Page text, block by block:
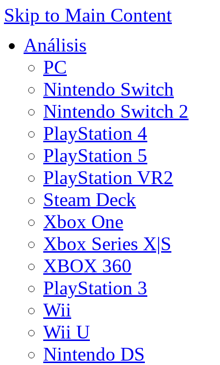
Skip to Main Content
Análisis
PC
Nintendo Switch
Nintendo Switch 2
PlayStation 4
PlayStation 5
PlayStation VR2
Steam Deck
Xbox One
Xbox Series X|S
XBOX 360
PlayStation 3
Wii
Wii U
Nintendo DS